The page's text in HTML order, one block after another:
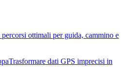
percorsi ottimali per guida, cammino e
Trasformare dati GPS imprecisi in